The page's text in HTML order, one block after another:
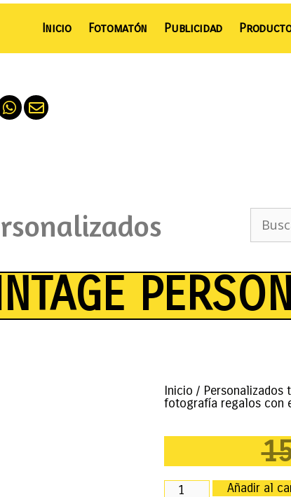
Inicio Fotomatón Publicidad
Inicio / Personalizados
fotografía regalos con
Añadir al